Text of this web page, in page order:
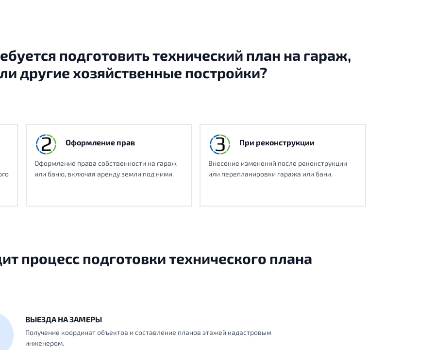
подготовить технический план на гараж,
другие хозяйственные постройки?
Оформление прав
Оформление права собственности на гараж
или баню, включая аренду земли под ними.
При реконструкции
Внесение изменений после реконструкции
или перепланировки гаража или бани.
процесс подготовки технического плана
ВЫЕЗДА НА ЗАМЕРЫ
Получение координат объектов и составление планов этажей кадастровым
инженером.